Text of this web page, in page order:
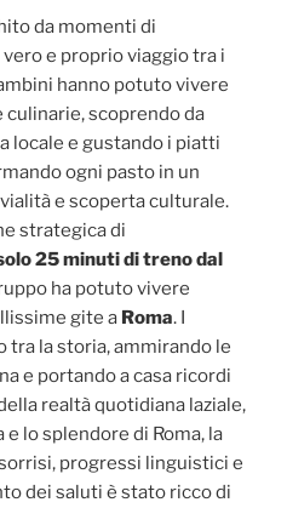
da momenti di
e proprio viaggio tra i
hanno potuto vivere
scoprendo da
locale e gustando i piatti
ogni pasto in un
e scoperta culturale.
strategica di
25 minuti di treno dal
ha potuto vivere
gite a Roma. I
tra la storia, ammirando le
e portando a casa ricordi
realtà quotidiana laziale,
lo splendore di Roma, la
progressi linguistici e
dei saluti è stato ricco di